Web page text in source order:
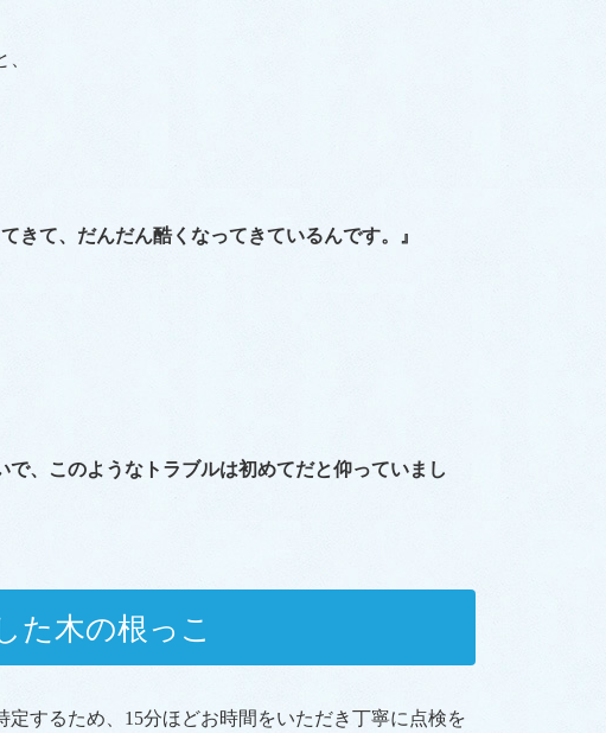
きて、だんだん酷くなってきているんです。』
で、このようなトラブルは初めてだと仰っていまし
た木の根っこ
するため、15分ほどお時間をいただき丁寧に点検を